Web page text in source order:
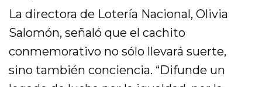
La directora de Lotería Nacional, Olivia
Salomón, señaló que el cachito
conmemorativo no sólo llevará suerte,
sino también conciencia. “Difunde un